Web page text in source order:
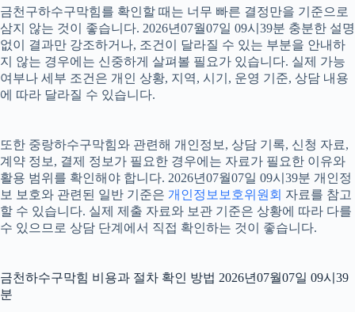
금천구하수구막힘를 확인할 때는 너무 빠른 결정만을 기준으로
삼지 않는 것이 좋습니다. 2026년07월07일 09시39분 충분한 설명
없이 결과만 강조하거나, 조건이 달라질 수 있는 부분을 안내하
지 않는 경우에는 신중하게 살펴볼 필요가 있습니다. 실제 가능
여부나 세부 조건은 개인 상황, 지역, 시기, 운영 기준, 상담 내용
에 따라 달라질 수 있습니다.
또한 중랑하수구막힘와 관련해 개인정보, 상담 기록, 신청 자료,
계약 정보, 결제 정보가 필요한 경우에는 자료가 필요한 이유와
활용 범위를 확인해야 합니다. 2026년07월07일 09시39분 개인정
보 보호와 관련된 일반 기준은 개인정보보호위원회 자료를 참고
할 수 있습니다. 실제 제출 자료와 보관 기준은 상황에 따라 다를
수 있으므로 상담 단계에서 직접 확인하는 것이 좋습니다.
금천하수구막힘 비용과 절차 확인 방법 2026년07월07일 09시39
분